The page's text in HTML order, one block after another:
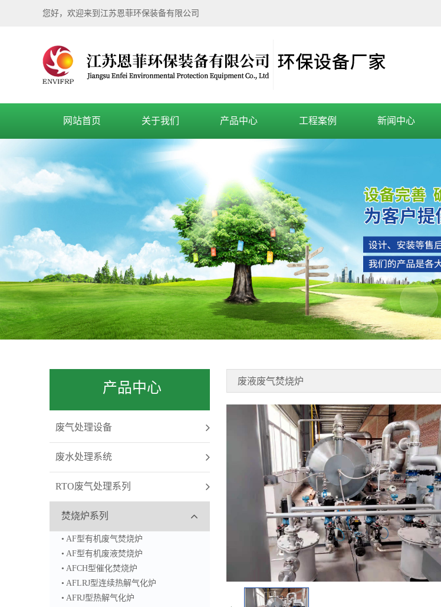
您好，欢迎来到江苏恩菲环保装备有限公司
网站首页 关于我们 产品中心 工程案例 新闻中心
产品中心
废气处理设备
废水处理系统
RTO废气处理系列
焚烧炉系列
• AF型有机废气焚烧炉
• AF型有机废液焚烧炉
• AFCH型催化焚烧炉
• AFLRJ型连续热解气化炉
• AFRJ型热解气化炉
废液废气焚烧炉